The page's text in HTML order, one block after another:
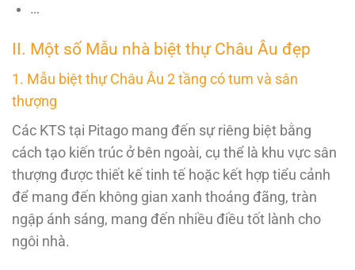
…
II. Một số Mẫu nhà biệt thự Châu Âu đẹp
1. Mẫu biệt thự Châu Âu 2 tầng có tum và sân
thượng
Các KTS tại Pitago mang đến sự riêng biệt bằng
cách tạo kiến trúc ở bên ngoài, cụ thể là khu vực sân
thượng được thiết kế tinh tế hoặc kết hợp tiểu cảnh
để mang đến không gian xanh thoáng đãng, tràn
ngập ánh sáng, mang đến nhiều điều tốt lành cho
ngôi nhà.